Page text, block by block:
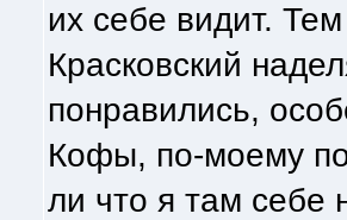
их себе видит.
Красковский
понравились,
Кофы, по-моему
ли что я там себе